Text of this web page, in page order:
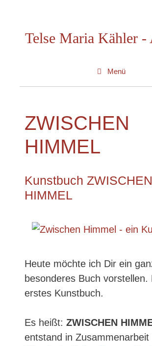
springenTelse Maria Kähler -
Menü
ZWISCHEN
HIMMEL
Kunstbuch ZWISCHEN
HIMMEL
Heute möchte ich Dir ein
besonderes Buch vorstellen.
erstes Kunstbuch.
Es heißt: ZWISCHEN
entstand in